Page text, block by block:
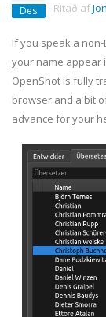
Des Ritað af
If you speak a
your name appear
OpenShot is fully
browser and a bit
advance for your